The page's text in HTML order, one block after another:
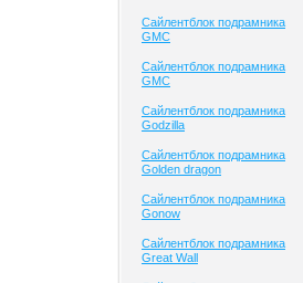
Сайлентблок подрамника
GMC
Сайлентблок подрамника
GMC
Сайлентблок подрамника
Godzilla
Сайлентблок подрамника
Golden dragon
Сайлентблок подрамника
Gonow
Сайлентблок подрамника
Great Wall